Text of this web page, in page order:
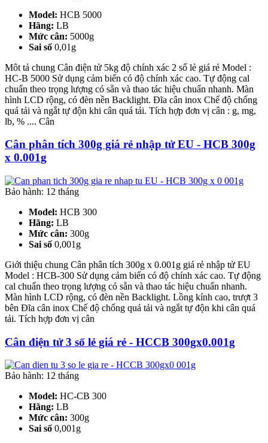
Model: HCB 5000
Hãng: LB
Mức cân: 5000g
Sai số 0,01g
Môt tả chung Cân điện tử 5kg độ chính xác 2 số lẻ giá rẻ Model :
HC-B 5000 Sử dụng cảm biến có độ chính xác cao. Tự động cal
chuẩn theo trọng lượng có sẵn và thao tác hiệu chuẩn nhanh. Màn
hình LCD rộng, có đèn nền Backlight. Đĩa cân inox Chế độ chống
quá tải và ngắt tự độn khi cân quá tải. Tích hợp đơn vị cân : g, mg,
lb, % .... Cân
Cân phân tích 300g giá rẻ nhập tử EU - HCB 300g
x 0.001g
Bảo hành: 12 tháng
Model: HCB 300
Hãng: LB
Mức cân: 300g
Sai số 0,001g
Giới thiệu chung Cân phân tích 300g x 0.001g giá rẻ nhập tử EU
Model : HCB-300 Sử dụng cảm biến có độ chính xác cao. Tự động
cal chuẩn theo trọng lượng có sẵn và thao tác hiệu chuẩn nhanh.
Màn hình LCD rộng, có đèn nền Backlight. Lồng kính cao, trượt 3
bên Đĩa cân inox Chế độ chống quá tải và ngắt tự độn khi cân quá
tải. Tích hợp đơn vị cân
Cân điện tử 3 số lẻ giá rẻ - HCCB 300gx0.001g
Bảo hành: 12 tháng
Model: HC-CB 300
Hãng: LB
Mức cân: 300g
Sai số 0,001g